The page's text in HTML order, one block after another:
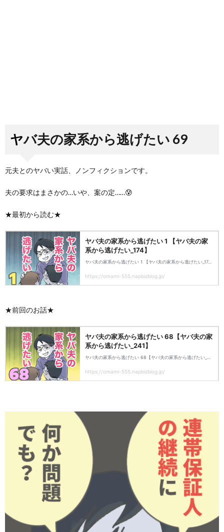
ヤバ夫の家系から逃げたい 69
元夫とのヤバい実話、ノンフィクションです。
夫の要求はまさかの…いや、案の定……😰
★最初から読む★
★前回のお話★